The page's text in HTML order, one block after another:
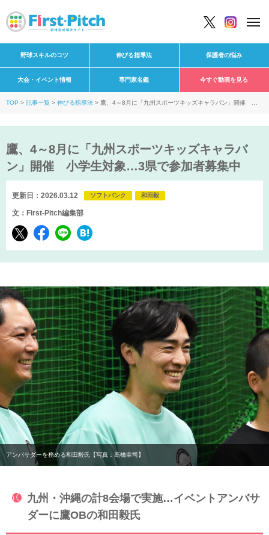
野球スキルのコツ 伸びる指導法 保護者の悩み
大会・イベント情報 専門家名鑑 今すぐ動画を見る
TOP 記事一覧 伸びる指導法
鷹、4～8月に「九州スポーツキッズキャラバン」開催 小
鷹、4～8月に「九州スポーツキッズキャラバ
ン」開催 小学生対象…3県で参加者募集中
更新日：2026.03.12 ソフトバンク 和田毅
文：First-Pitch編集部
アンバサダーを務める和田毅氏【写真：高橋幸司】
九州・沖縄の計8会場で実施…イベントアンバサ
ダーに鷹OBの和田毅氏